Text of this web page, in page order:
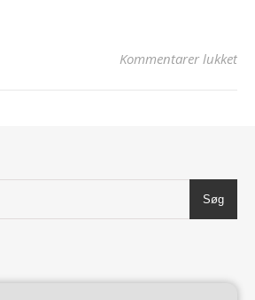
Kommentarer lukkettil
Søg